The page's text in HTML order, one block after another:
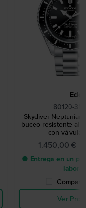
Edox
80120-
Skydiver Neptunian
buceo resistente al
con válvula
1.450,00 €
● Entrega en un
Ver